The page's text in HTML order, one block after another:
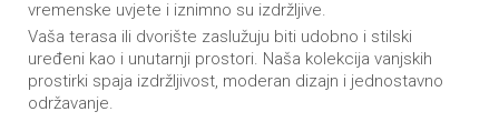
vremenske uvjete i iznimno su izdržljive.
Vaša terasa ili dvorište zaslužuju biti udobno i stilski
uređeni kao i unutarnji prostori. Naša kolekcija vanjskih
prostirki spaja izdržljivost, moderan dizajn i jednostavno
održavanje.